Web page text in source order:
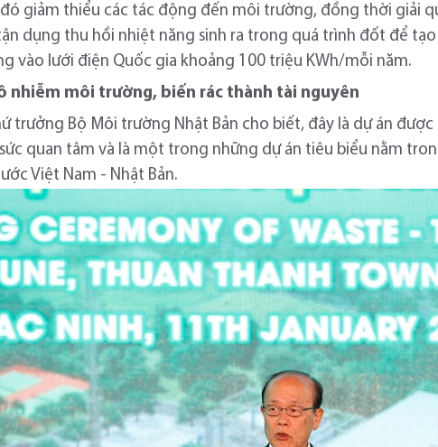
đó giảm thiểu các tác động đến môi trường, đồng thời giải
dụng thu hồi nhiệt năng sinh ra trong quá trình đốt để
vào lưới điện Quốc gia khoảng 100 triệu KWh/mỗi năm.
nhiễm môi trường, biến rác thành tài nguyên
trưởng Bộ Môi trường Nhật Bản cho biết, đây là dự án
quan tâm và là một trong những dự án tiêu biểu nằm
Việt Nam - Nhật Bản.